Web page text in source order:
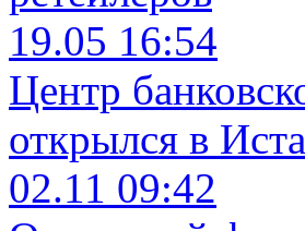
19.05 16:54
Центр
открылся в
02.11 09:42